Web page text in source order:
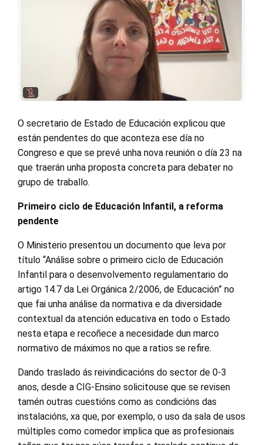
O secretario de Estado de Educación explicou que
están pendentes do que aconteza ese día no
Congreso e que se prevé unha nova reunión o día 23 na
que traerán unha proposta concreta para debater no
grupo de traballo.
Primeiro ciclo de Educación Infantil, a reforma
pendente
O Ministerio presentou un documento que leva por
título “Análise sobre o primeiro ciclo de Educación
Infantil para o desenvolvemento regulamentario do
artigo 14.7 da Lei Orgánica 2/2006, de Educación” no
que fai unha análise da normativa e da diversidade
contextual da atención educativa en todo o Estado
nesta etapa e recoñece a necesidade dun marco
normativo de máximos no que a ratios se refire.
Dando traslado ás reivindicacións do sector de 0-3
anos, desde a CIG-Ensino solicitouse que se revisen
tamén outras cuestións como as condicións das
instalacións, xa que, por exemplo, o uso da sala de usos
múltiples como comedor implica que as profesionais